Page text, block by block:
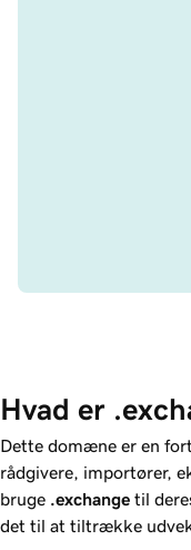
Hvad er
Dette domæne er en
rådgivere, importører,
bruge .exchange til
det til at tiltrække